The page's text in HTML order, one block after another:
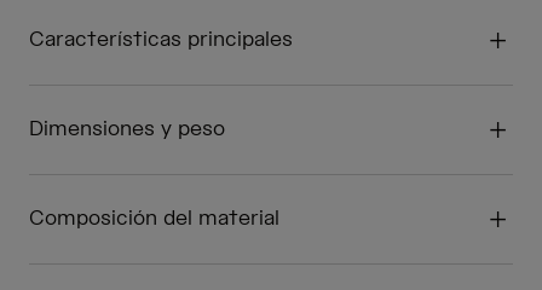
Características principales
Dimensiones y peso
Composición del material